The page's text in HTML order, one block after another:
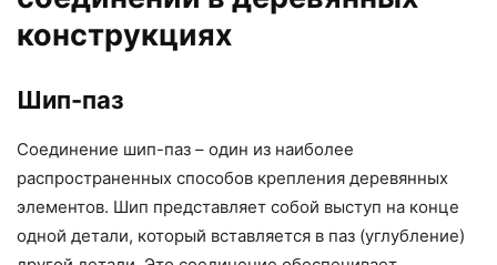
конструкциях
Шип-паз
Соединение шип-паз – один из наиболее
распространенных способов крепления деревянных
элементов. Шип представляет собой выступ на конце
одной детали, который вставляется в паз (углубление)